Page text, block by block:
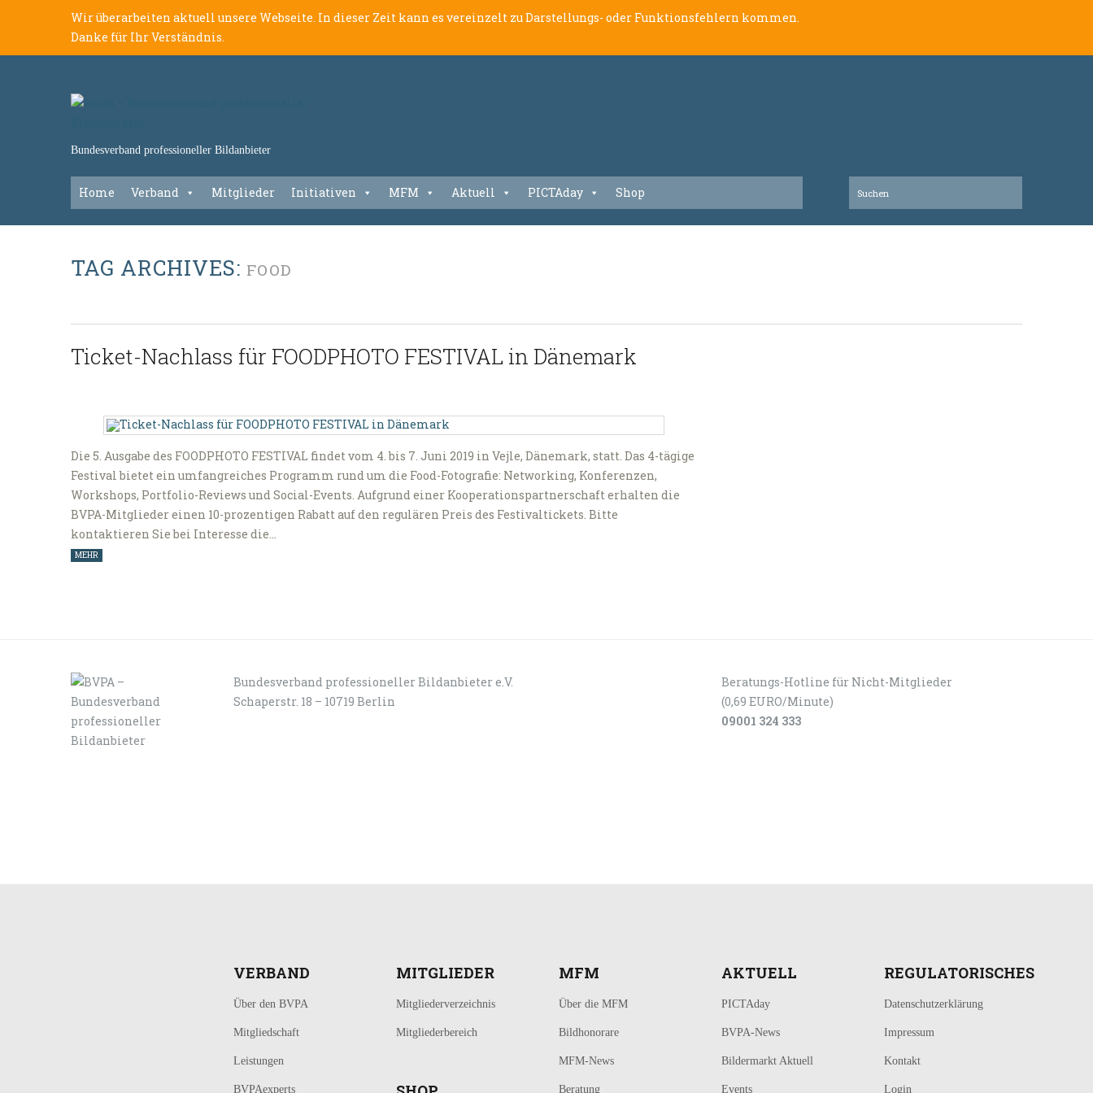
Wir überarbeiten aktuell unsere Webseite. In dieser Zeit kann es vereinzelt zu Darstellungs- oder Funktionsfehlern kommen.
Danke für Ihr Verständnis.
Bundesverband professioneller Bildanbieter
Home Verband Mitglieder Initiativen MFM Aktuell PICTAday Shop
TAG ARCHIVES: FOOD
Ticket-Nachlass für FOODPHOTO FESTIVAL in Dänemark
Die 5. Ausgabe des FOODPHOTO FESTIVAL findet vom 4. bis 7. Juni 2019 in Vejle, Dänemark, statt. Das 4-tägige
Festival bietet ein umfangreiches Programm rund um die Food-Fotografie: Networking, Konferenzen,
Workshops, Portfolio-Reviews und Social-Events. Aufgrund einer Kooperationspartnerschaft erhalten die
BVPA-Mitglieder einen 10-prozentigen Rabatt auf den regulären Preis des Festivaltickets. Bitte
kontaktieren Sie bei Interesse die…
MEHR
Bundesverband professioneller Bildanbieter e.V.
Schaperstr. 18 – 10719 Berlin
Beratungs-Hotline für Nicht-Mitglieder
(0,69 EURO/Minute)
09001 324 333
VERBAND
Über den BVPA
Mitgliedschaft
Leistungen
BVPAexperts
MITGLIEDER
Mitgliederverzeichnis
Mitgliederbereich
MFM
Über die MFM
Bildhonorare
MFM-News
Beratung
AKTUELL
PICTAday
BVPA-News
Bildermarkt Aktuell
Events
REGULATORISCHES
Datenschutzerklärung
Impressum
Kontakt
Login